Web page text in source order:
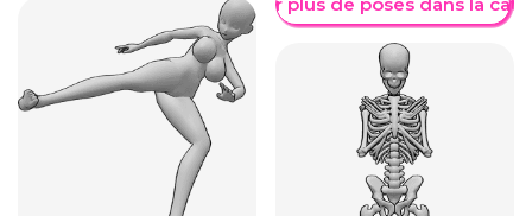
Afficher plus de poses dans la